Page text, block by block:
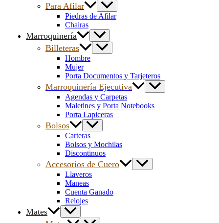
Para Afilar
Piedras de Afilar
Chairas
Marroquinería
Billeteras
Hombre
Mujer
Porta Documentos y Tarjeteros
Marroquinería Ejecutiva
Agendas y Carpetas
Maletines y Porta Notebooks
Porta Lapiceras
Bolsos
Carteras
Bolsos y Mochilas
Discontinuos
Accesorios de Cuero
Llaveros
Maneas
Cuenta Ganado
Relojes
Mates